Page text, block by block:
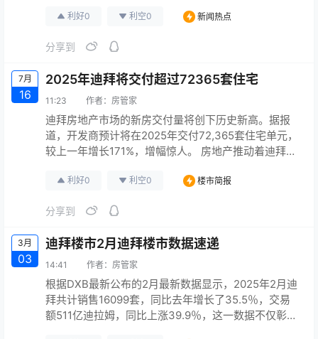
6月份别墅资本价值月增长1.9%，年增长率达28.7%。
年下半年增长势头可能会放缓。”“虽然过去12个月销售
利好0 利空0 新闻热点
分享到
7月
16
2025年迪拜将交付超过72365套住宅
11:23 作者： 房管家
迪拜房地产市场的新房交付量将创下历史新高。据报
道，开发商预计将在2025年交付72,365套住宅单元，
较上一年增长171%，增幅惊人。 房地产推动着迪拜酋
阿拉伯湾沿岸，那里的人工岛屿吸引了来自世界各地
住宅单元正在开发中，城市天际线正以前所未有的速
程，…
利好0 利空0 楼市简报
分享到
3月
03
迪拜楼市2月迪拜楼市数据速递
14:41 作者： 房管家
根据DXB最新公布的2月最新数据显示，2025年2月迪
拜共计销售16099套，同比去年增长了35.5％，交易
额511亿迪拉姆，同比上涨39.9％，这一数据不仅彰显